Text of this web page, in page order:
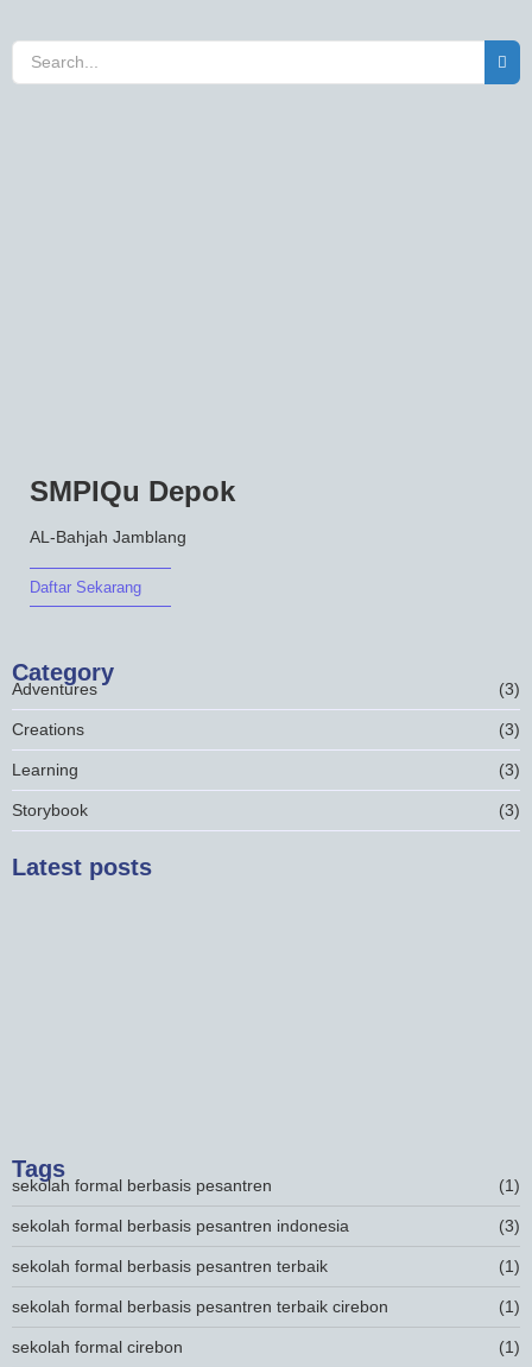
SMPIQu Depok
AL-Bahjah Jamblang
Daftar Sekarang
Category
Adventures (3)
Creations (3)
Learning (3)
Storybook (3)
Latest posts
Tags
sekolah formal berbasis pesantren (1)
sekolah formal berbasis pesantren indonesia (3)
sekolah formal berbasis pesantren terbaik (1)
sekolah formal berbasis pesantren terbaik cirebon (1)
sekolah formal cirebon (1)